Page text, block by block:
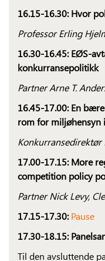
16.15-16.30:Hvor
Professor Erling
16.30-16.45:EØS-
konkurransepolitikk
Partner Arne T.
16.45-17.00: En
rom for miljøhensyn
Konkurransedirektør
17.00-17.15: More
competition policy
Partner Nick Levy,
17.15-17.30:Pause
17.30-18.15:
Til den avsluttende